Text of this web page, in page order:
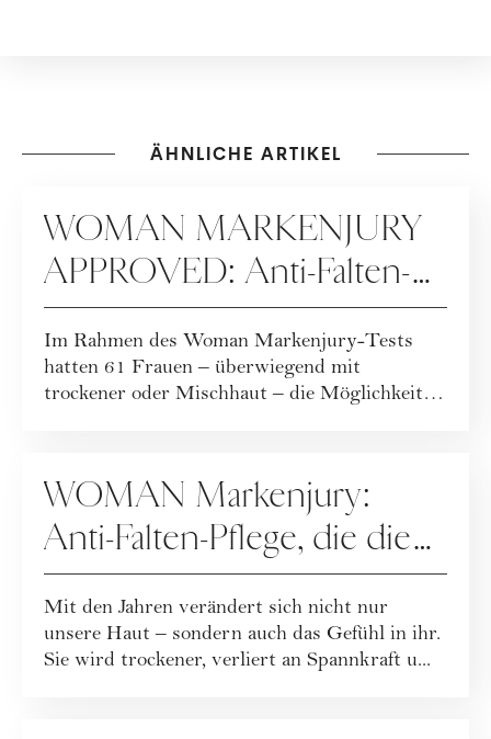
ÄHNLICHE ARTIKEL
WOMAN MARKENJURY
APPROVED: Anti-Falten-
Pflege mit starker
Feuchtigkeitsbarriere
Im Rahmen des Woman Markenjury-Tests
hatten 61 Frauen – überwiegend mit
trockener oder Mischhaut – die Möglichkeit,
WOMAN Markenjury:
Anti-Falten-Pflege, die die
Feuchtigkeitsbarriere stärkt
Mit den Jahren verändert sich nicht nur
unsere Haut – sondern auch das Gefühl in ihr.
Sie wird trockener, verliert an Spannkraft u...